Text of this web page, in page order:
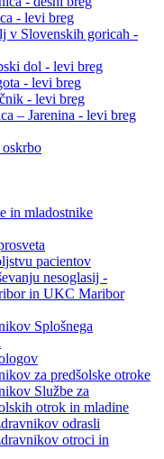
- levi breg
v Slovenskih goricah -
dol - levi breg
- levi breg
- levi breg
– Jarenina - levi breg
in mladostnike
pacientov
nesoglasij -
in UKC Maribor
Splošnega
za predšolske otroke
Službe za
otrok in mladine
odrasli
otroci in